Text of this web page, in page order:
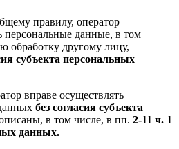
правилу, оператор
персональные данные, в том
обработку другому лицу,
субъекта персональных
вправе осуществлять
без согласия субъекта
в том числе, в пп. 2-11 ч. 1
данных.